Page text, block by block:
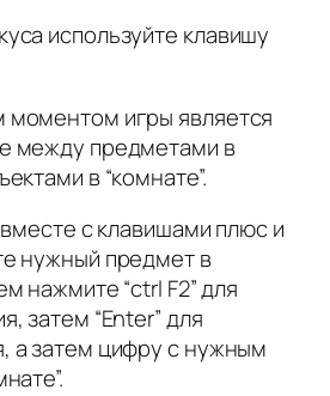
используйте клавишу
игры является
между предметами в
в “комнате”.
с клавишами плюс и
нужный предмет в
нажмите “ctrl F2” для
затем “Enter” для
а затем цифру с нужным